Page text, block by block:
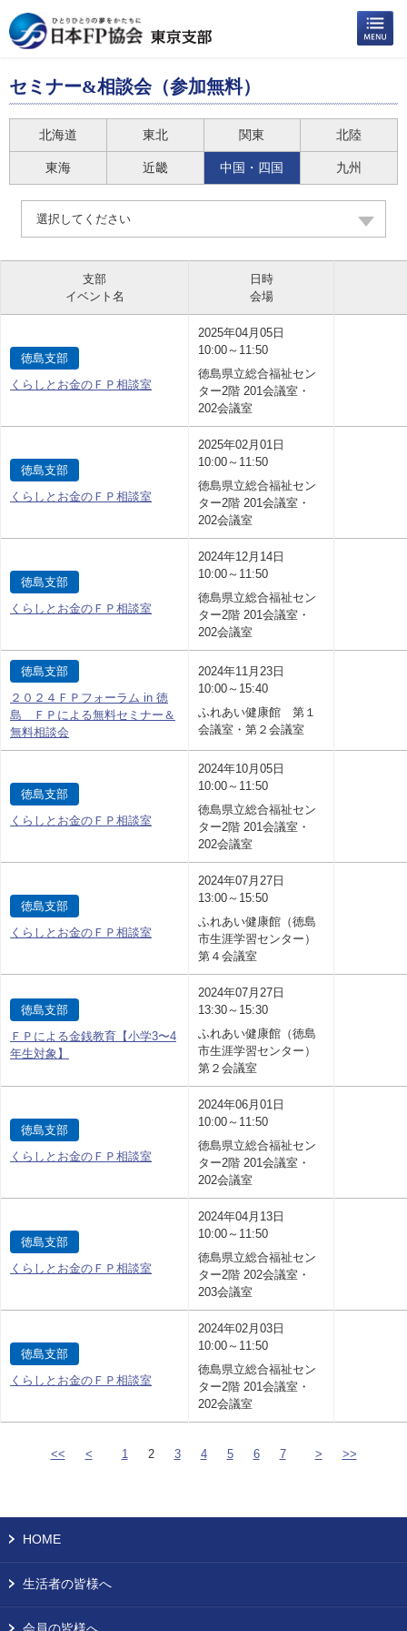
セミナー&相談会（参加無料）
北海道 東北 関東 北陸
東海 近畿 中国・四国 九州
選択してください
支部
イベント名
日時
会場
徳島支部
くらしとお金のＦＰ相談室
2025年04月05日
10:00～11:50
徳島県立総合福祉セン
ター2階 201会議室・
202会議室
徳島支部
くらしとお金のＦＰ相談室
2025年02月01日
10:00～11:50
徳島県立総合福祉セン
ター2階 201会議室・
202会議室
徳島支部
くらしとお金のＦＰ相談室
2024年12月14日
10:00～11:50
徳島県立総合福祉セン
ター2階 201会議室・
202会議室
徳島支部
２０２４ＦＰフォーラム in 徳
島 ＦＰによる無料セミナー＆
無料相談会
2024年11月23日
10:00～15:40
ふれあい健康館 第１
会議室・第２会議室
徳島支部
くらしとお金のＦＰ相談室
2024年10月05日
10:00～11:50
徳島県立総合福祉セン
ター2階 201会議室・
202会議室
徳島支部
くらしとお金のＦＰ相談室
2024年07月27日
13:00～15:50
ふれあい健康館（徳島
市生涯学習センター）
第４会議室
徳島支部
ＦＰによる金銭教育【小学3〜4
年生対象】
2024年07月27日
13:30～15:30
ふれあい健康館（徳島
市生涯学習センター）
第２会議室
徳島支部
くらしとお金のＦＰ相談室
2024年06月01日
10:00～11:50
徳島県立総合福祉セン
ター2階 201会議室・
202会議室
徳島支部
くらしとお金のＦＰ相談室
2024年04月13日
10:00～11:50
徳島県立総合福祉セン
ター2階 202会議室・
203会議室
徳島支部
くらしとお金のＦＰ相談室
2024年02月03日
10:00～11:50
徳島県立総合福祉セン
ター2階 201会議室・
202会議室
<< < 1 2 3 4 5 6 7 > >>
HOME
生活者の皆様へ